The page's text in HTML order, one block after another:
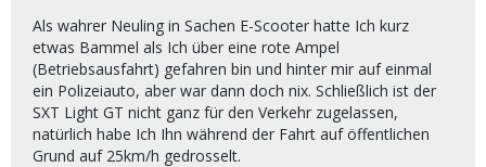
Als wahrer Neuling in Sachen E-Scooter hatte Ich kurz
etwas Bammel als Ich über eine rote Ampel
(Betriebsausfahrt) gefahren bin und hinter mir auf einmal
ein Polizeiauto, aber war dann doch nix. Schließlich ist der
SXT Light GT nicht ganz für den Verkehr zugelassen,
natürlich habe Ich Ihn während der Fahrt auf öffentlichen
Grund auf 25km/h gedrosselt.